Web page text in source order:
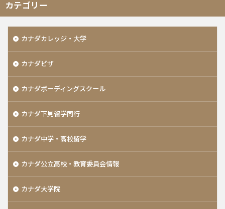
カテゴリー
カナダカレッジ・大学
カナダビザ
カナダボーディングスクール
カナダ下見留学同行
カナダ中学・高校留学
カナダ公立高校・教育委員会情報
カナダ大学院